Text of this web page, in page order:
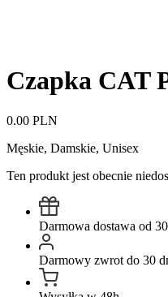
Czapka CAT
0.00 PLN
Męskie, Damskie, Unisex
Ten produkt jest obecnie
Darmowa dostawa od
Darmowy zwrot do 30